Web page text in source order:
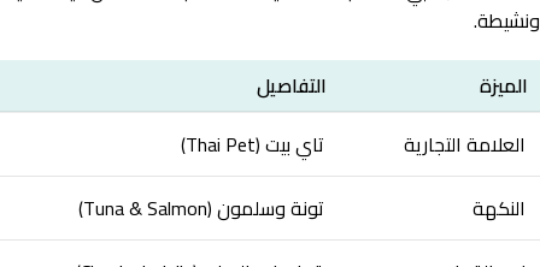
ونشيطة.
الميزة
التفاصيل
العلامة التجارية
تاي بيت (Thai Pet)
النكهة
تونة وسلمون (Tuna & Salmon)